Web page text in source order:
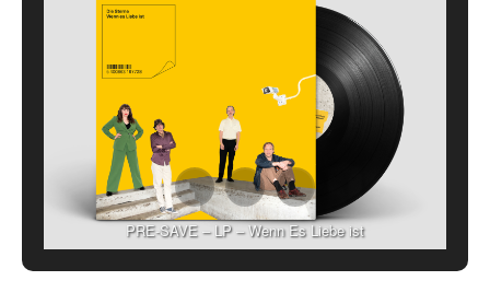
PRE-SAVE – LP – Wenn Es Liebe ist